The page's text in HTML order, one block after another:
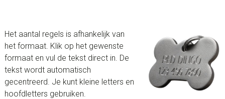
Het aantal regels is afhankelijk van
het formaat. Klik op het gewenste
formaat en vul de tekst direct in. De
tekst wordt automatisch
gecentreerd. Je kunt kleine letters en
hoofdletters gebruiken.